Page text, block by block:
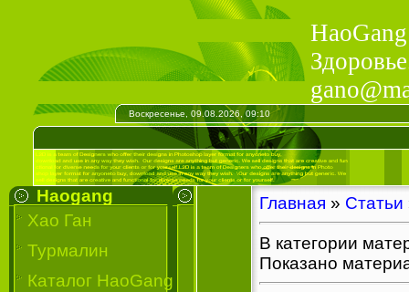
Воскресенье, 09.08.2026, 09:10
Haogang
Хао Ган
Турмалин
Каталог HaoGang
Главная » Статьи
В категории
Показано